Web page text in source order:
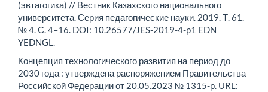
(эвтагогика) // Вестник Казахского национального
университета. Серия педагогические науки. 2019. Т. 61.
№ 4. С. 4–16. DOI: 10.26577/JES-2019-4-p1 EDN
YEDNGL.
Концепция технологического развития на период до
2030 года : утверждена распоряжением Правительства
Российской Федерации от 20.05.2023 № 1315-р. URL: